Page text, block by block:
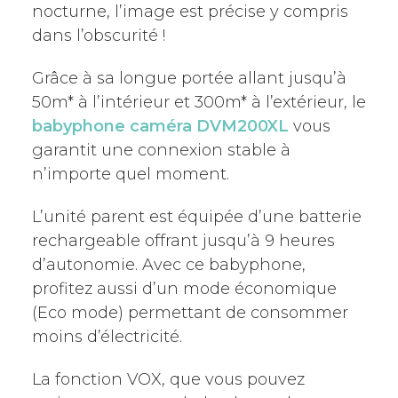
nocturne, l’image est précise y compris
dans l’obscurité !
Grâce à sa longue portée allant jusqu’à
50m* à l’intérieur et 300m* à l’extérieur, le
babyphone caméra DVM200XL vous
garantit une connexion stable à
n’importe quel moment.
L’unité parent est équipée d’une batterie
rechargeable offrant jusqu’à 9 heures
d’autonomie. Avec ce babyphone,
profitez aussi d’un mode économique
(Eco mode) permettant de consommer
moins d’électricité.
La fonction VOX, que vous pouvez